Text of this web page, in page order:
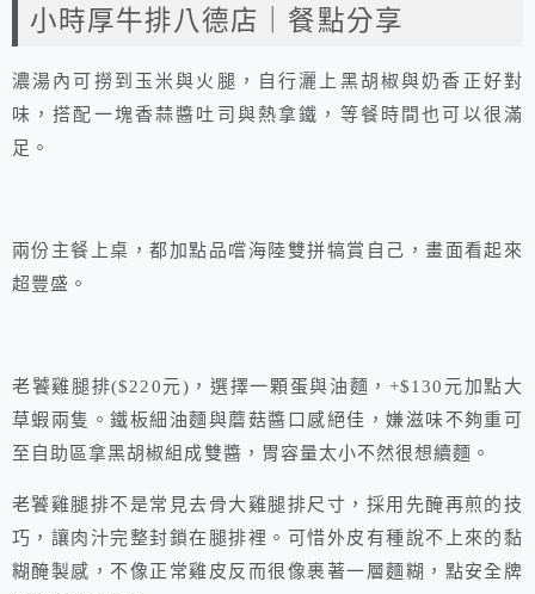
小時厚牛排八德店｜餐點分享
濃湯內可撈到玉米與火腿，自行灑上黑胡椒與奶香正好對
味，搭配一塊香蒜醬吐司與熱拿鐵，等餐時間也可以很滿
足。
兩份主餐上桌，都加點品嚐海陸雙拼犒賞自己，畫面看起來
超豐盛。
老饕雞腿排($220元)，選擇一顆蛋與油麵，+$130元加點大
草蝦兩隻。鐵板細油麵與蘑菇醬口感絕佳，嫌滋味不夠重可
至自助區拿黑胡椒組成雙醬，胃容量太小不然很想續麵。
老饕雞腿排不是常見去骨大雞腿排尺寸，採用先醃再煎的技
巧，讓肉汁完整封鎖在腿排裡。可惜外皮有種說不上來的黏
糊醃製感，不像正常雞皮反而很像裹著一層麵糊，點安全牌